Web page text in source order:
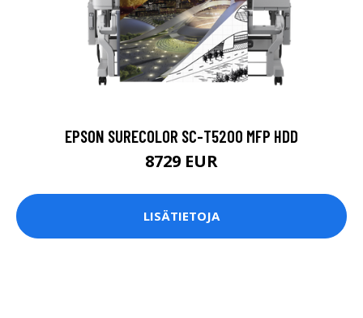
EPSON SURECOLOR SC-T5200 MFP HDD
8729 EUR
LISÄTIETOJA